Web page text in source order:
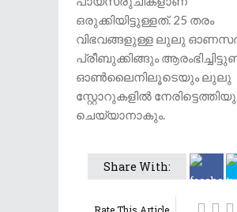
ഒരുക്കിയിട്ടുള്ളത്. 25 തരം
വിഭവങ്ങളുള്ള ലുലു
പ്രീബുക്കിങ്ങും
ഓൺലൈനിലൂടെയും ലുലു
സ്റ്റോറുകളിൽ
ചെയ്യാനാകും.
Share With:
Rate This Article